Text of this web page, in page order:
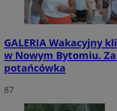
GALERIAWakacyjny
w Nowym Bytomiu.
potańcówka
87